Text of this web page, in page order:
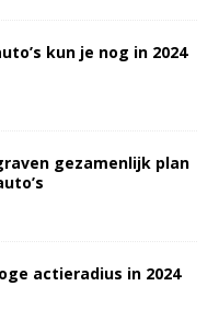
kun je nog in 2024
gezamenlijk plan
actieradius in 2024